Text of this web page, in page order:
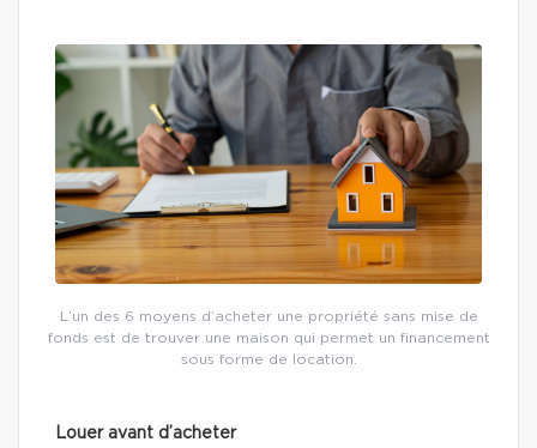
L’un des 6 moyens d’acheter une propriété sans mise de
fonds est de trouver une maison qui permet un financement
sous forme de location.
Louer avant d’acheter